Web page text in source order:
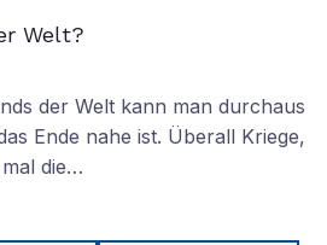
Welt?
der Welt kann man durchaus
Ende nahe ist. Überall Kriege,
die…